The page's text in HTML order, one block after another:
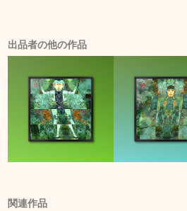
出品者の他の作品
関連作品